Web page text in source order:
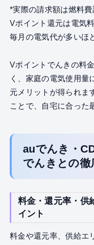
*実際の請求額は燃料費
Vポイント還元は電気
毎月の電気代が多いほ
Vポイントでんきの料
く、家庭の電気使用量
元メリットが得られま
ことで、自宅に合った
auでんき・
でんきとの徹
料金・還元率・供
イント
料金や還元率、供給エ